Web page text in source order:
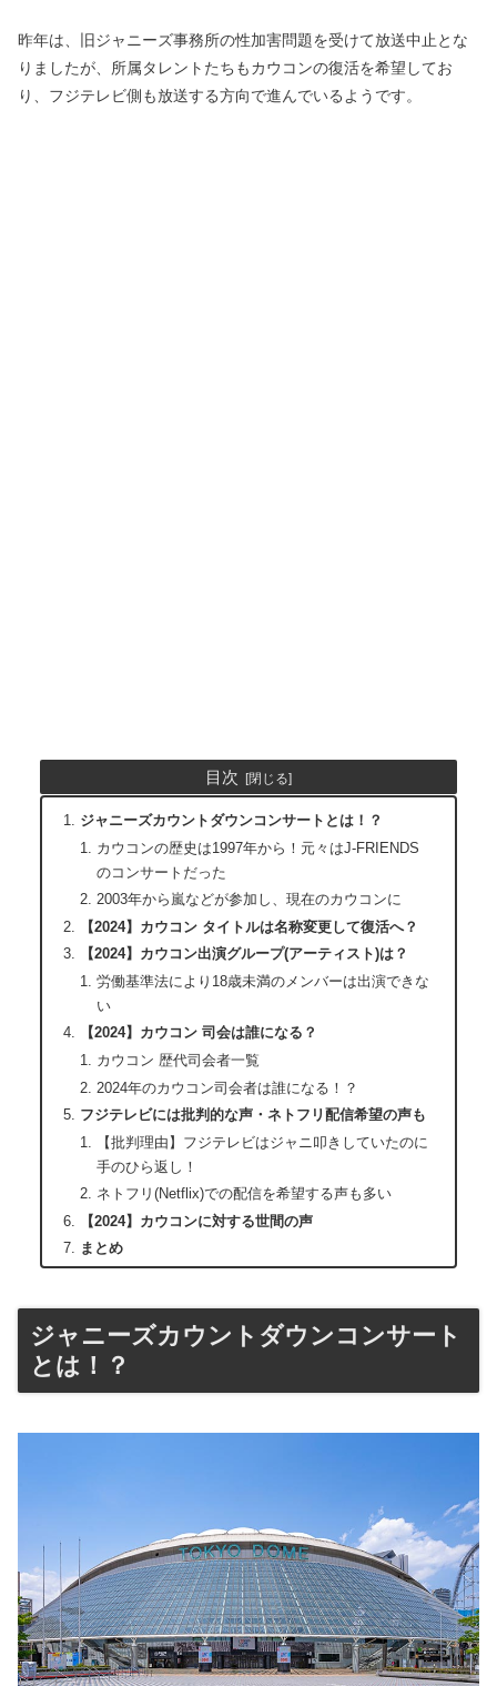
昨年は、旧ジャニーズ事務所の性加害問題を受けて放送中止とな
りましたが、所属タレントたちもカウコンの復活を希望してお
り、フジテレビ側も放送する方向で進んでいるようです。
目次
ジャニーズカウントダウンコンサートとは！？
カウコンの歴史は1997年から！元々はJ-FRIENDS
のコンサートだった
2003年から嵐などが参加し、現在のカウコンに
【2024】カウコン タイトルは名称変更して復活へ？
【2024】カウコン出演グループ(アーティスト)は？
労働基準法により18歳未満のメンバーは出演できな
い
【2024】カウコン 司会は誰になる？
カウコン 歴代司会者一覧
2024年のカウコン司会者は誰になる！？
フジテレビには批判的な声・ネトフリ配信希望の声も
【批判理由】フジテレビはジャニ叩きしていたのに
手のひら返し！
ネトフリ(Netflix)での配信を希望する声も多い
【2024】カウコンに対する世間の声
まとめ
ジャニーズカウントダウンコンサート
とは！？